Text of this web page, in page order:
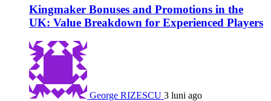
Kingmaker Bonuses and Promotions in the
UK: Value Breakdown for Experienced Players
George RIZESCU 3 luni ago